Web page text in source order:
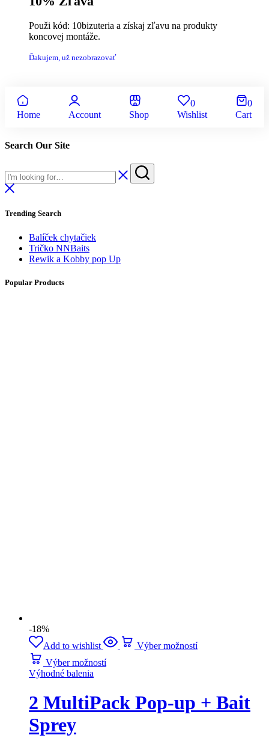
Použi kód: 10bizuteria a získaj zľavu na produkty
koncovej montáže.
Ďakujem, už nezobrazovať
Home Account Shop
0
Wishlist
0
Cart
Search Our Site
Trending Search
Balíček chytačiek
Tričko NNBaits
Rewik a Kobby pop Up
Popular Products
-18%
Add to wishlist
Výber možností
Výber možností
Výhodné balenia
2 MultiPack Pop-up + Bait
Sprey